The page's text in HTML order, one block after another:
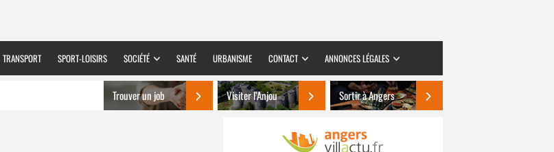
TRANSPORT SPORT-LOISIRS SOCIÉTÉ SANTÉ URBANISME CONTACT ANNONCES LÉGALES
Trouver un job Visiter l’Anjou Sortir à Angers